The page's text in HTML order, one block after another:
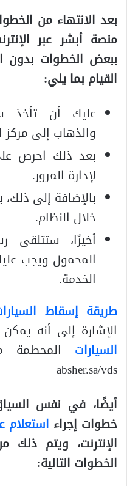
بعد الانتهاء من
منصة أبشر عبر
ببعض الخطوات بدون
القيام بما يلي:
عليك أن تأخذ
والذهاب إلى
بعد ذلك احرص
لإدارة المرور.
بالإضافة إلى
خلال النظام.
أخيرًا،
المحمول ويجب
الخدمة.
طريقة إسقاط
الإشارة إلى أنه
السيارات المحطمة
absher.sa/vds
أيضًا، في نفس
خطوات إجراء استعلام
الإنترنت، ويتم ذلك
الخطوات التالية: